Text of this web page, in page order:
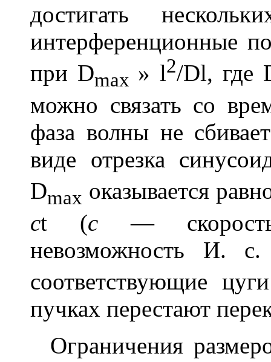
достигать
интерференционные
при Dmax » l2/Dl, где
можно связать со
фаза волны не
виде отрезка
Dmax оказывается
ct (c— скорость
невозможность И.
соответствующие
пучках перестают
Ограничения